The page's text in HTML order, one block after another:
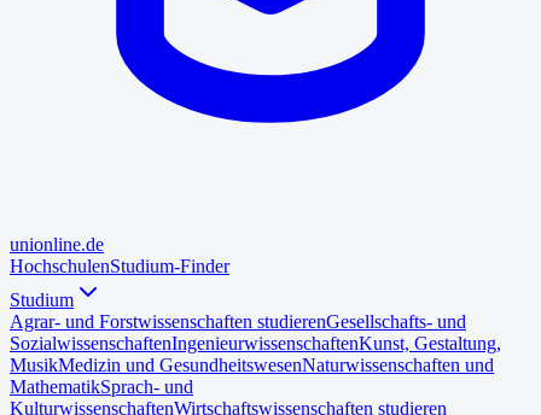
unionline.de
HochschulenStudium-Finder
Studium
Agrar- und Forstwissenschaften studierenGesellschafts- und
SozialwissenschaftenIngenieurwissenschaftenKunst, Gestaltung,
MusikMedizin und GesundheitswesenNaturwissenschaften und
MathematikSprach- und
KulturwissenschaftenWirtschaftswissenschaften studieren